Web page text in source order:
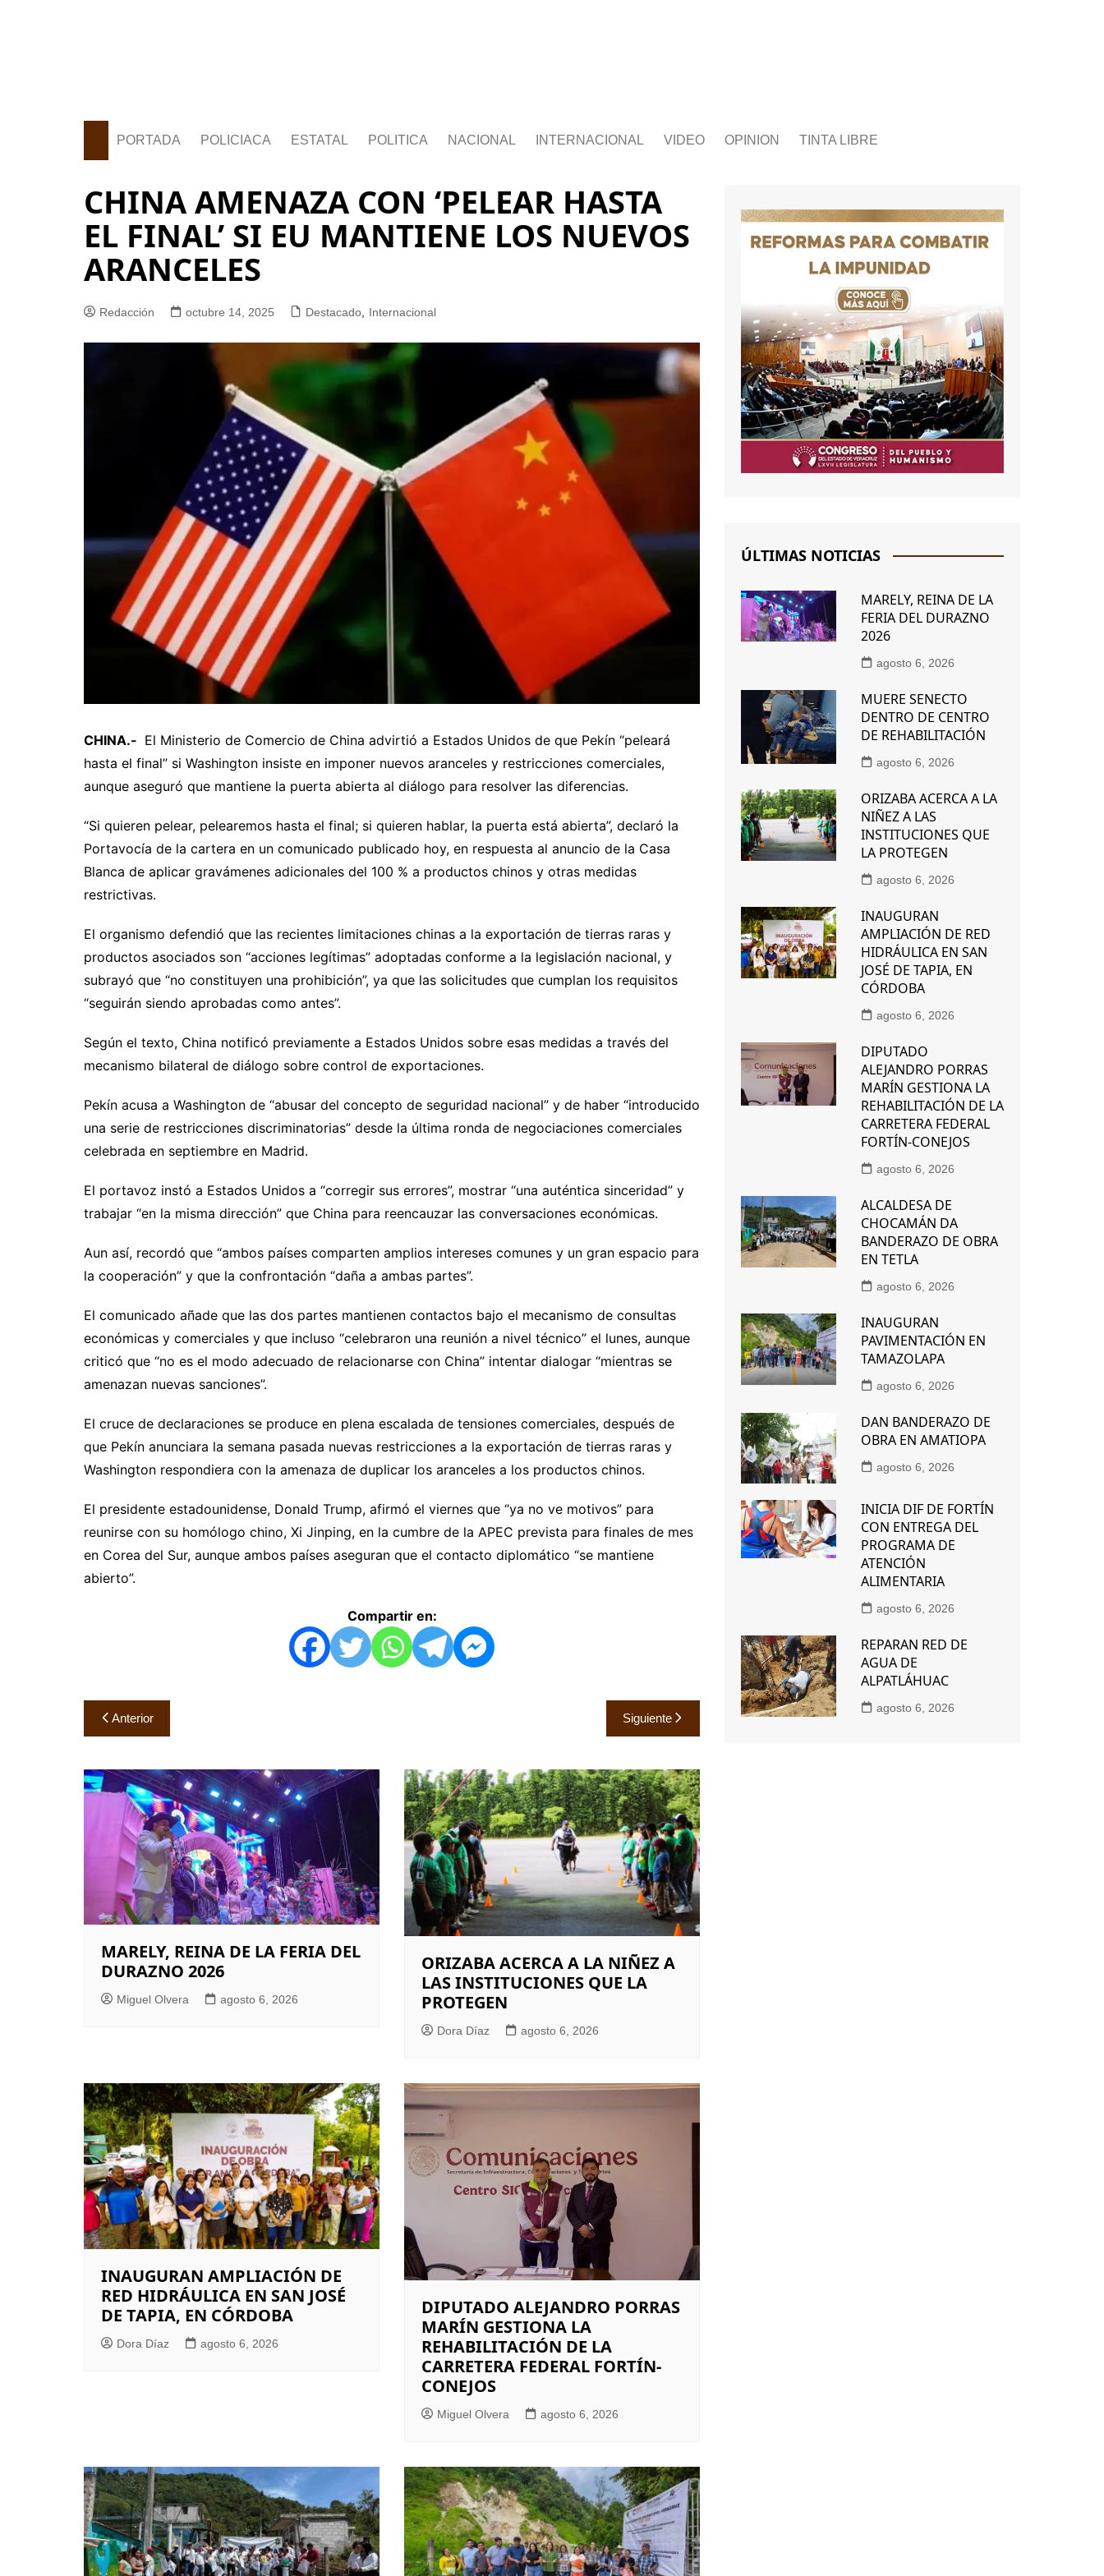
PORTADA POLICIACA ESTATAL POLITICA NACIONAL INTERNACIONAL VIDEO OPINION TINTA LIBRE
CHINA AMENAZA CON ‘PELEAR HASTA
EL FINAL’ SI EU MANTIENE LOS NUEVOS
ARANCELES
Redacción octubre 14, 2025 Destacado Internacional
CHINA.- El Ministerio de Comercio de China advirtió a Estados Unidos de que Pekín “peleará
hasta el final” si Washington insiste en imponer nuevos aranceles y restricciones comerciales,
aunque aseguró que mantiene la puerta abierta al diálogo para resolver las diferencias.
“Si quieren pelear, pelearemos hasta el final; si quieren hablar, la puerta está abierta”, declaró la
Portavocía de la cartera en un comunicado publicado hoy, en respuesta al anuncio de la Casa
Blanca de aplicar gravámenes adicionales del 100 % a productos chinos y otras medidas
restrictivas.
El organismo defendió que las recientes limitaciones chinas a la exportación de tierras raras y
productos asociados son “acciones legítimas” adoptadas conforme a la legislación nacional, y
subrayó que “no constituyen una prohibición”, ya que las solicitudes que cumplan los requisitos
“seguirán siendo aprobadas como antes”.
Según el texto, China notificó previamente a Estados Unidos sobre esas medidas a través del
mecanismo bilateral de diálogo sobre control de exportaciones.
Pekín acusa a Washington de “abusar del concepto de seguridad nacional” y de haber “introducido
una serie de restricciones discriminatorias” desde la última ronda de negociaciones comerciales
celebrada en septiembre en Madrid.
El portavoz instó a Estados Unidos a “corregir sus errores”, mostrar “una auténtica sinceridad” y
trabajar “en la misma dirección” que China para reencauzar las conversaciones económicas.
Aun así, recordó que “ambos países comparten amplios intereses comunes y un gran espacio para
la cooperación” y que la confrontación “daña a ambas partes”.
El comunicado añade que las dos partes mantienen contactos bajo el mecanismo de consultas
económicas y comerciales y que incluso “celebraron una reunión a nivel técnico” el lunes, aunque
criticó que “no es el modo adecuado de relacionarse con China” intentar dialogar “mientras se
amenazan nuevas sanciones”.
El cruce de declaraciones se produce en plena escalada de tensiones comerciales, después de
que Pekín anunciara la semana pasada nuevas restricciones a la exportación de tierras raras y
Washington respondiera con la amenaza de duplicar los aranceles a los productos chinos.
El presidente estadounidense, Donald Trump, afirmó el viernes que “ya no ve motivos” para
reunirse con su homólogo chino, Xi Jinping, en la cumbre de la APEC prevista para finales de mes
en Corea del Sur, aunque ambos países aseguran que el contacto diplomático “se mantiene
abierto”.
Compartir en:
Navegación
de
entradas
Anterior Siguiente
MARELY, REINA DE LA FERIA DEL
DURAZNO 2026
Miguel Olvera agosto 6, 2026
ORIZABA ACERCA A LA NIÑEZ A
LAS INSTITUCIONES QUE LA
PROTEGEN
Dora Díaz agosto 6, 2026
INAUGURAN AMPLIACIÓN DE
RED HIDRÁULICA EN SAN JOSÉ
DE TAPIA, EN CÓRDOBA
Dora Díaz agosto 6, 2026
DIPUTADO ALEJANDRO PORRAS
MARÍN GESTIONA LA
REHABILITACIÓN DE LA
CARRETERA FEDERAL FORTÍN-
CONEJOS
Miguel Olvera agosto 6, 2026
ÚLTIMAS NOTICIAS
MARELY, REINA DE LA
FERIA DEL DURAZNO
2026
agosto 6, 2026
MUERE SENECTO
DENTRO DE CENTRO
DE REHABILITACIÓN
agosto 6, 2026
ORIZABA ACERCA A LA
NIÑEZ A LAS
INSTITUCIONES QUE
LA PROTEGEN
agosto 6, 2026
INAUGURAN
AMPLIACIÓN DE RED
HIDRÁULICA EN SAN
JOSÉ DE TAPIA, EN
CÓRDOBA
agosto 6, 2026
DIPUTADO
ALEJANDRO PORRAS
MARÍN GESTIONA LA
REHABILITACIÓN DE LA
CARRETERA FEDERAL
FORTÍN-CONEJOS
agosto 6, 2026
ALCALDESA DE
CHOCAMÁN DA
BANDERAZO DE OBRA
EN TETLA
agosto 6, 2026
INAUGURAN
PAVIMENTACIÓN EN
TAMAZOLAPA
agosto 6, 2026
DAN BANDERAZO DE
OBRA EN AMATIOPA
agosto 6, 2026
INICIA DIF DE FORTÍN
CON ENTREGA DEL
PROGRAMA DE
ATENCIÓN
ALIMENTARIA
agosto 6, 2026
REPARAN RED DE
AGUA DE
ALPATLÁHUAC
agosto 6, 2026